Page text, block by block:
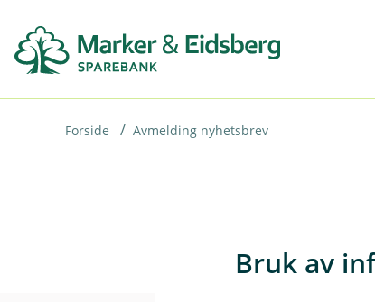
Forside Avmelding nyhetsbrev
Bruk av